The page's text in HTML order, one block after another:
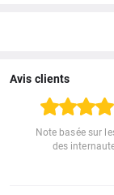
Avis clients
Note basée sur
des